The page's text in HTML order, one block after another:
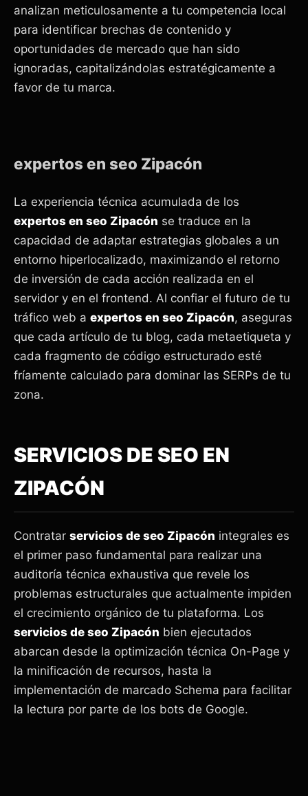
analizan meticulosamente a tu competencia local
para identificar brechas de contenido y
oportunidades de mercado que han sido
ignoradas, capitalizándolas estratégicamente a
favor de tu marca.
expertos en seo Zipacón
La experiencia técnica acumulada de los
expertos en seo Zipacón se traduce en la
capacidad de adaptar estrategias globales a un
entorno hiperlocalizado, maximizando el retorno
de inversión de cada acción realizada en el
servidor y en el frontend. Al confiar el futuro de tu
tráfico web a expertos en seo Zipacón, aseguras
que cada artículo de tu blog, cada metaetiqueta y
cada fragmento de código estructurado esté
fríamente calculado para dominar las SERPs de tu
zona.
SERVICIOS DE SEO EN
ZIPACÓN
Contratar servicios de seo Zipacón integrales es
el primer paso fundamental para realizar una
auditoría técnica exhaustiva que revele los
problemas estructurales que actualmente impiden
el crecimiento orgánico de tu plataforma. Los
servicios de seo Zipacón bien ejecutados
abarcan desde la optimización técnica On-Page y
la minificación de recursos, hasta la
implementación de marcado Schema para facilitar
la lectura por parte de los bots de Google.